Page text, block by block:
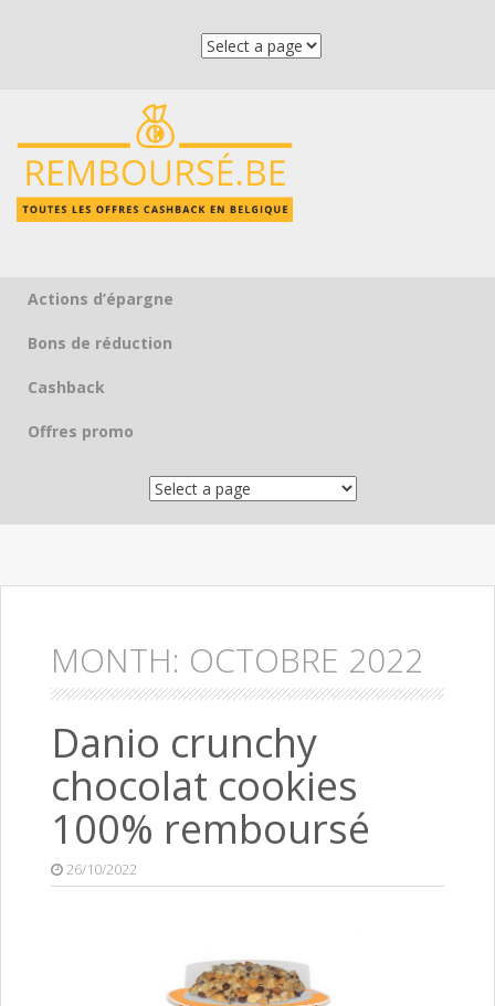
Skip to content
Actions d’épargne
Bons de réduction
Cashback
Offres promo
MONTH: OCTOBRE 2022
Danio crunchy
chocolat cookies
100% remboursé
26/10/2022